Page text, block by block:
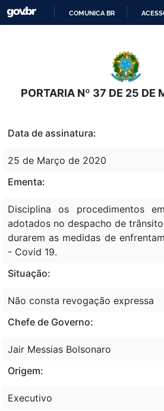
O
COMUNICA BR
PORTARIA Nº 37 DE 25 DE
Data de assinatura:
25 de Março de 2020
Ementa:
Disciplina os procedimentos
adotados no despacho de
durarem as medidas de
- Covid 19.
Situação:
Não consta revogação expressa
Chefe de Governo:
Jair Messias Bolsonaro
Origem:
Executivo